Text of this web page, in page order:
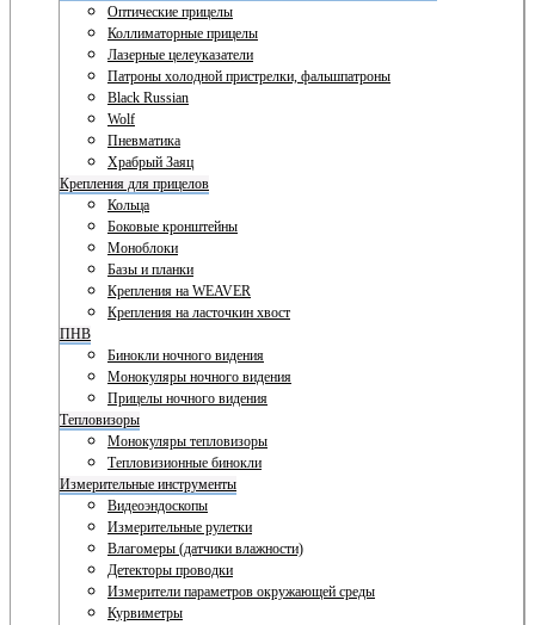
Оптические прицелы
Коллиматорные прицелы
Лазерные целеуказатели
Патроны холодной пристрелки, фальшпатроны
Black Russian
Wolf
Пневматика
Храбрый Заяц
Крепления для прицелов
Кольца
Боковые кронштейны
Моноблоки
Базы и планки
Крепления на WEAVER
Крепления на ласточкин хвост
ПНВ
Бинокли ночного видения
Монокуляры ночного видения
Прицелы ночного видения
Тепловизоры
Монокуляры тепловизоры
Тепловизионные бинокли
Измерительные инструменты
Видеоэндоскопы
Измерительные рулетки
Влагомеры (датчики влажности)
Детекторы проводки
Измерители параметров окружающей среды
Курвиметры